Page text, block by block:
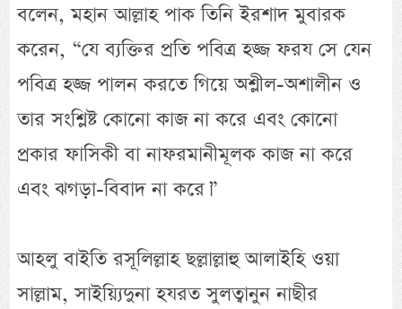
বলেন, মহান আল্লাহ পাক তিনি ইরশাদ মুবারক
করেন, “যে ব্যক্তির প্রতি পবিত্র হজ্জ ফরয সে যেন
পবিত্র হজ্জ পালন করতে গিয়ে অশ্লীল-অশালীন ও
তার সংশ্লিষ্ট কোনো কাজ না করে এবং কোনো
প্রকার ফাসিকী বা নাফরমানীমূলক কাজ না করে
এবং ঝগড়া-বিবাদ না করে।”
আহলু বাইতি রসূলিল্লাহ ছল্লাল্লাহু আলাইহি ওয়া
সাল্লাম, সাইয়্যিদুনা হযরত সুলত্বানুন নাছীর